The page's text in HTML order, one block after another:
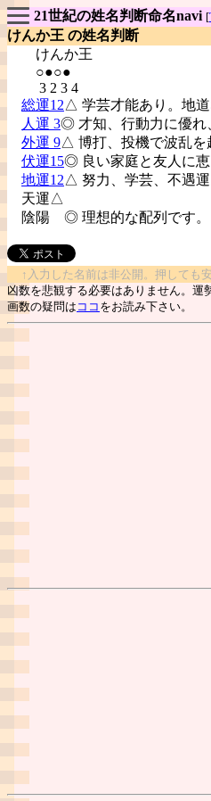
21世紀の姓名判断命名navi [
けんか王 の姓名判断
けんか王
○●○●
3 2 3 4
総運12△ 学芸才能あり。地道
人運 3◎ 才知、行動力に優れ
外運 9△ 博打、投機で波乱を
伏運15◎ 良い家庭と友人に恵
地運12△ 努力、学芸、不遇運
天運△
陰陽 ◎ 理想的な配列です。
↑入力した名前は非公開。押しても安
凶数を悲観する必要はありません。運
画数の疑問は ココ をお読み下さい。